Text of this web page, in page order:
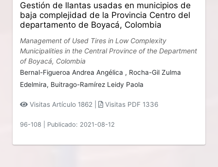
Gestión de llantas usadas en municipios de
baja complejidad de la Provincia Centro del
departamento de Boyacá, Colombia
Management of Used Tires in Low Complexity
Municipalities in the Central Province of the Department
of Boyacá, Colombia
Bernal-Figueroa Andrea Angélica , Rocha-Gil Zulma
Edelmira, Buitrago-Ramírez Leidy Paola
Visitas Artículo 1862 | Visitas PDF 1336
96-108 Publicado: 2021-08-12